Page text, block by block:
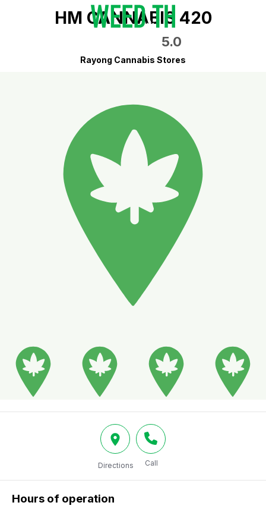
HM CANNABIS 420
5.0
Rayong Cannabis Stores
Directions Call
Hours of operation